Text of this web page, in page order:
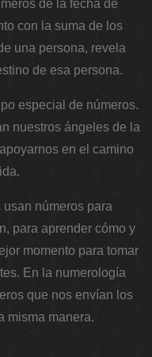
de la fecha de
con la suma de los
una persona, revela
de esa persona.
especial de números.
nuestros ángeles de la
en el camino
números para
para aprender cómo y
momento para tomar
En la numerología
que nos envían los
misma manera.